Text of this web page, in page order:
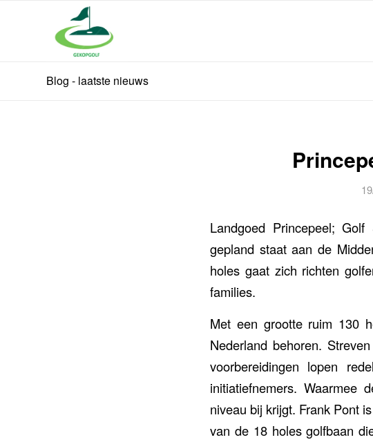
Blog - laatste nieuws
Landgoed Princepeel;
gepland staat aan de
holes gaat zich richten
families.
Met een grootte ruim 130
Nederland behoren.
voorbereidingen lopen
initiatiefnemers.
niveau bij krijgt. Frank Pont
van de 18 holes golfbaan